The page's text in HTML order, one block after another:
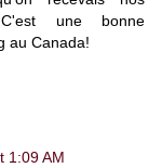
une bonne
au Canada!
1:09 AM